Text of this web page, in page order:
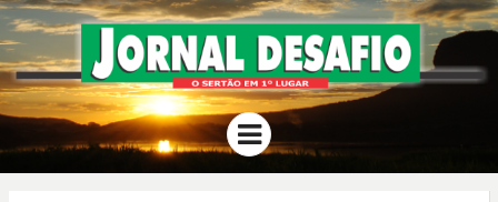
JORNAL
DESAFIO
O Sertão em 1º Lugar
Menu